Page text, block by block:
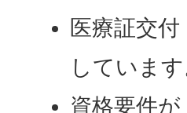
医療証交
しています
資格要件